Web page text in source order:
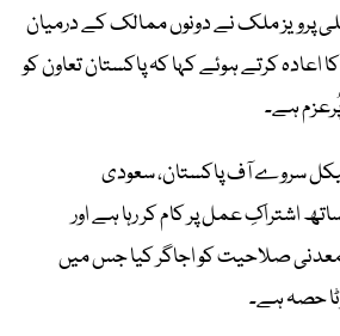
علی پرویز ملک نے دونوں ممالک کے درمیان
اعادہ کرتے ہوئے کہا کہ پاکستان تعاون کو
ہے۔
سروے آف پاکستان، سعودی
اشتراکِ عمل پر کام کر رہا ہے اور
صلاحیت کو اجاگر کیا جس میں
حصہ ہے۔